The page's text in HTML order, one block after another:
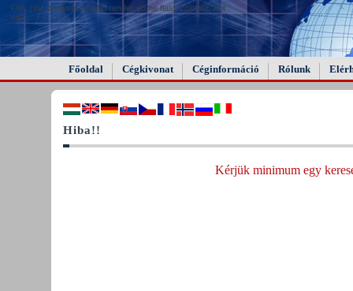
FAIL (the browser should render some flash content, not
this).
Főoldal Cégkivonat Céginformáció Rólunk
Hiba!!
Kérjük minimum egy